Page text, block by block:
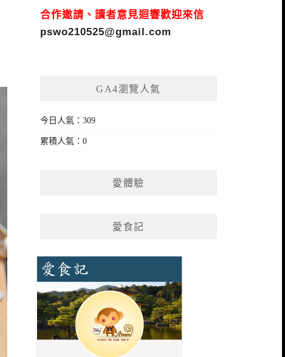
合作邀請、讀者意見迴響歡迎來信
pswo210525@gmail.com
GA4瀏覽人氣
今日人氣：309
累積人氣：0
愛體驗
愛食記